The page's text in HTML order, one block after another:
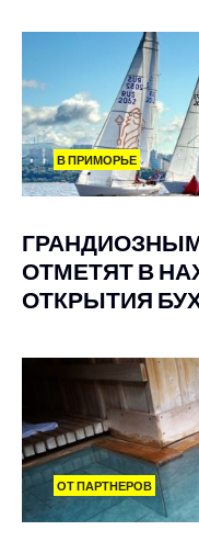
В ПРИМОРЬЕ
ОТМЕТЯТ В
ОТКРЫТИЯ
ОТ ПАРТНЕРОВ